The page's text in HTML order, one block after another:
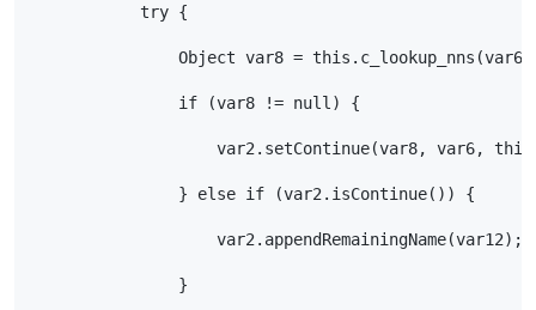
            try {
Object var8 =
                if (var8 != null) {
var2.setContinue(var8, var6,
                } else if (var2.isContinue()) {
                    var2.appendRemainingName(var12);
                }